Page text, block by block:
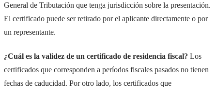
General de Tributación que tenga jurisdicción sobre la presentación.
El certificado puede ser retirado por el aplicante directamente o por
un representante.
¿Cuál es la validez de un certificado de residencia fiscal? Los
certificados que corresponden a períodos fiscales pasados no tienen
fechas de caducidad. Por otro lado, los certificados que